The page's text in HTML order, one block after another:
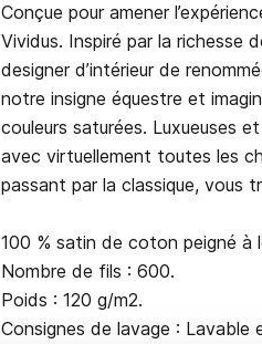
Conçue pour amener
Vividus. Inspiré par la richesse
designer d’intérieur de
notre insigne équestre et
couleurs saturées. Luxueuses
avec virtuellement toutes les
passant par la classique, vous
100 % satin de coton peigné à
Nombre de fils : 600.
Poids : 120 g/m2.
Consignes de lavage : Lavable